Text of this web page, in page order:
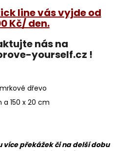
line vás vyjde od
Kč/ den.
nás na
yourself.cz !
dřevo
a 150 x 20 cm
překážek či na delší dobu